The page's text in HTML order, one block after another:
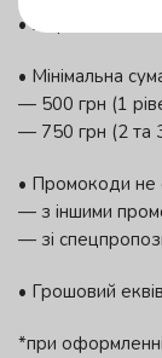
• 1 промокод = 1
• Мінімальна
— 500 грн (1
— 750 грн (2 та
• Промокоди не
— з іншими
— зі
• Грошовий
*при